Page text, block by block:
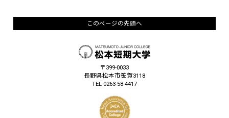
このページの先頭へ
〒399-0033
長野県松本市笹賀3118
TEL 0263-58-4417